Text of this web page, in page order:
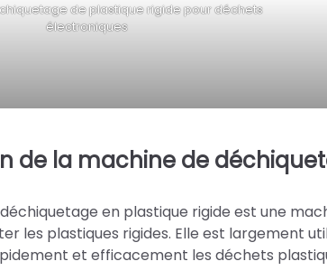
de plastique rigide pour déchets
électroniques
de la machine de
en plastique rigide est une
les plastiques rigides. Elle est largement
et efficacement les déchets